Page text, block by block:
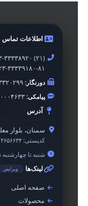
اطلاعات تماس
۰۲۳-۳۳۳۳۸۹۲۰
۰۲۳-۳۳۳۳۹۱۸۰-
دورنگار:۰۲۳-
پیامکی:
آدرس
سمنان، بلوار
کدپستی:
شنبه تا چهارشنبه ۸ – ۱۷
لینک‌ها ویرایش
صفحه اصلی
محصولات